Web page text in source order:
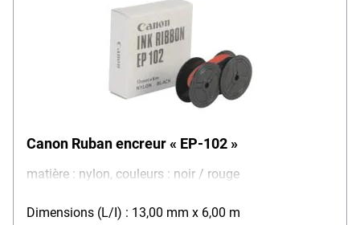
Canon Ruban encreur « EP-102 »
matière : nylon, couleurs : noir / rouge
Dimensions (L/I) : 13,00 mm x 6,00 m